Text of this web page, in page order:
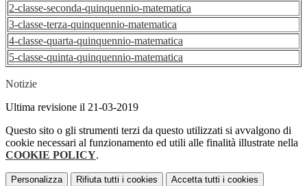
2-classe-seconda-quinquennio-matematica
3-classe-terza-quinquennio-matematica
4-classe-quarta-quinquennio-matematica
5-classe-quinta-quinquennio-matematica
Notizie
Ultima revisione il 21-03-2019
Questo sito o gli strumenti terzi da questo utilizzati si avvalgono di
cookie necessari al funzionamento ed utili alle finalità illustrate nella
COOKIE POLICY.
Personalizza Rifiuta tutti i cookies Accetta tutti i cookies